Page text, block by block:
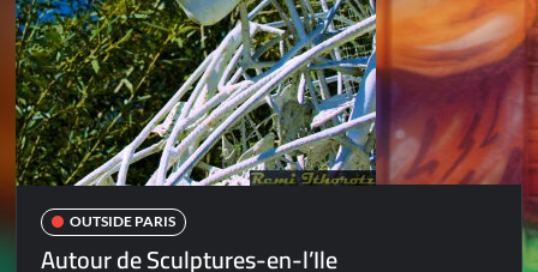
OUTSIDE PARIS
Autour de Sculptures-en-l’Ile